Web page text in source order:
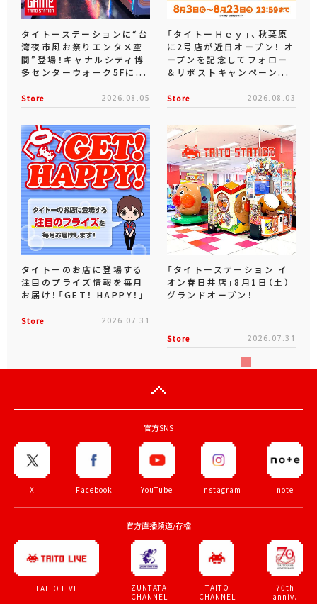
タイトーステーションに“台
湾夜市風お祭りエンタメ空
間”登場！キャナルシティ博
多センターウォーク5Fに...
Store 2026.08.05
「タイトーＨｅｙ」、秋葉原
に2号店が近日オープン！ オ
ープンを記念してフォロー
＆リポストキャンペーン...
Store 2026.08.03
タイトーのお店に登場する
注目のプライズ情報を毎月
お届け！「GET！ HAPPY！」
Store 2026.07.31
「タイトーステーション イ
オン春日井店」8月1日（土）
グランドオープン！
Store 2026.07.31
官方SNS
X Facebook YouTube Instagram note
官方直播頻道/存檔
TAITO LIVE
ZUNTATA
CHANNEL
TAITO
CHANNEL
70th
anniv.